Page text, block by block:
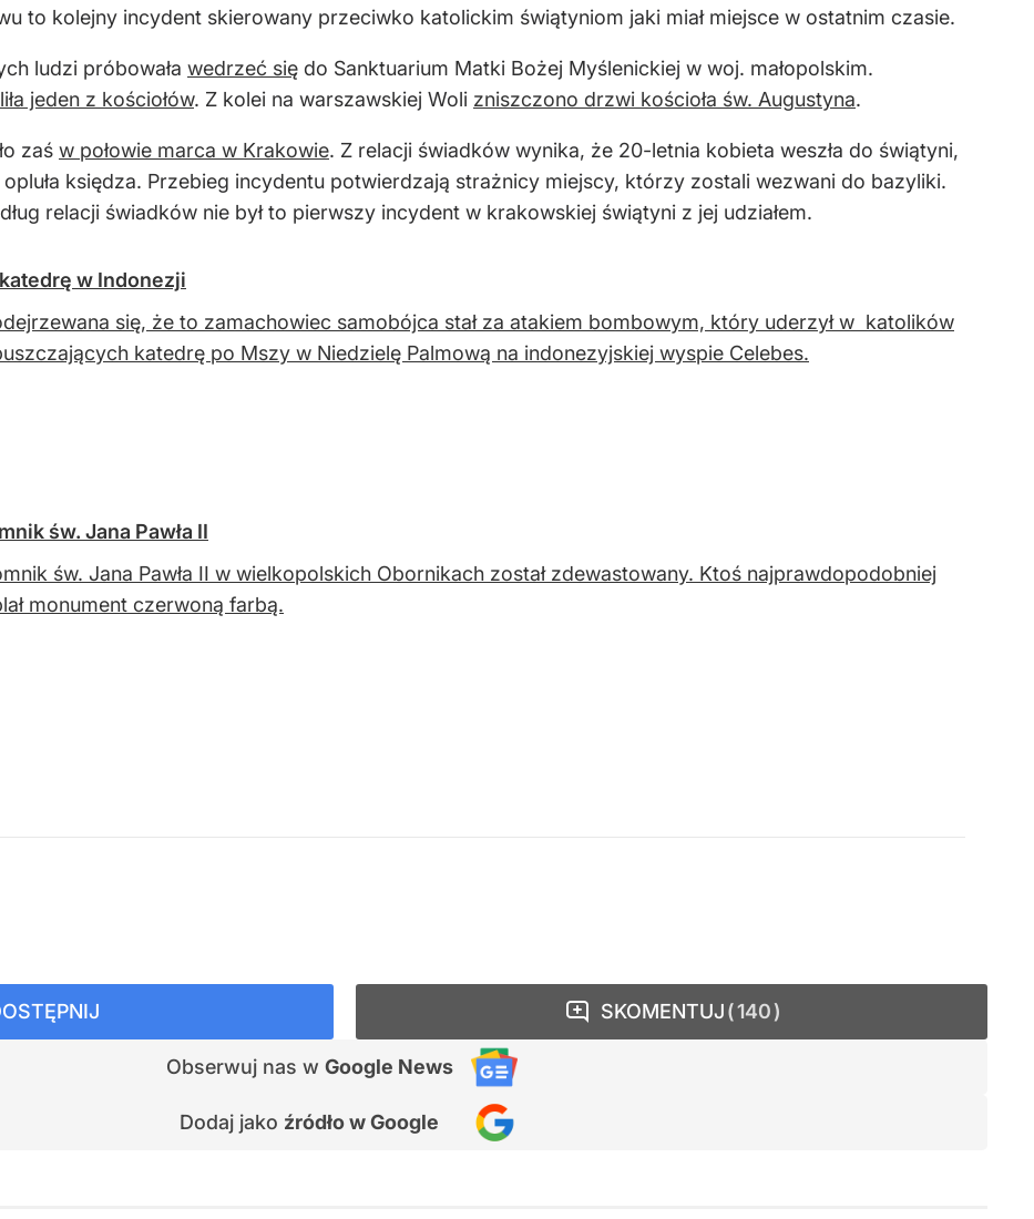
to kolejny incydent skierowany przeciwko katolickim świątyniom jaki miał miejsce w ostatnim czasie.
ludzi próbowała wedrzeć się do Sanktuarium Matki Bożej Myślenickiej w woj. małopolskim.
jeden z kościołów. Z kolei na warszawskiej Woli zniszczono drzwi kościoła św. Augustyna.
zaś w połowie marca w Krakowie. Z relacji świadków wynika, że 20-letnia kobieta weszła do świątyni,
księdza. Przebieg incydentu potwierdzają strażnicy miejscy, którzy zostali wezwani do bazyliki.
relacji świadków nie był to pierwszy incydent w krakowskiej świątyni z jej udziałem.
w Indonezji
się, że to zamachowiec samobójca stał za atakiem bombowym, który uderzył w katolików
katedrę po Mszy w Niedzielę Palmową na indonezyjskiej wyspie Celebes.
św. Jana Pawła II
św. Jana Pawła II w wielkopolskich Obornikach został zdewastowany. Ktoś najprawdopodobniej
monument czerwoną farbą.
Obserwuj nas w Google News
Dodaj jako źródło w Google
SKOMENTUJ 140